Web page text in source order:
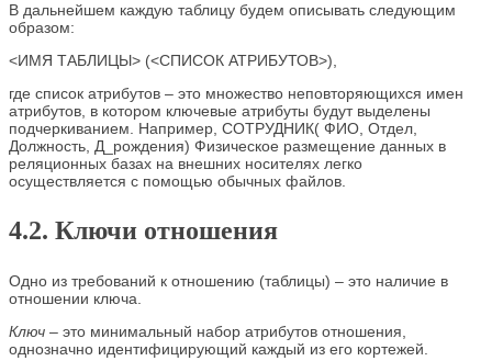
В дальнейшем каждую таблицу будем описывать следующим
образом:
<ИМЯ ТАБЛИЦЫ> (<СПИСОК АТРИБУТОВ>),
где список атрибутов – это множество неповторяющихся имен
атрибутов, в котором ключевые атрибуты будут выделены
подчеркиванием. Например, СОТРУДНИК( ФИО, Отдел,
Должность, Д_рождения) Физическое размещение данных в
реляционных базах на внешних носителях легко
осуществляется с помощью обычных файлов.
4.2. Ключи отношения
Одно из требований к отношению (таблицы) – это наличие в
отношении ключа.
Ключ – это минимальный набор атрибутов отношения,
однозначно идентифицирующий каждый из его кортежей.